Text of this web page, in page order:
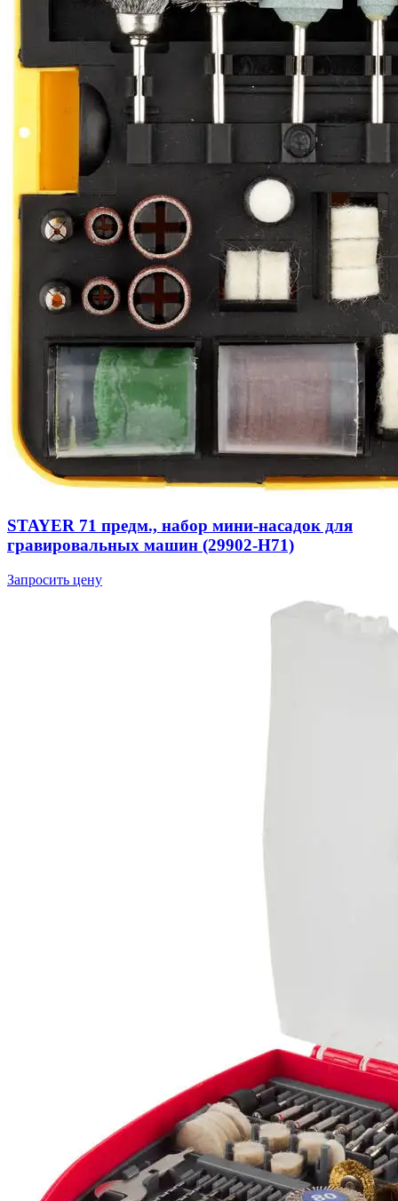
STAYER 71 предм., набор мини-насадок для
гравировальных машин (29902-H71)
Запросить цену